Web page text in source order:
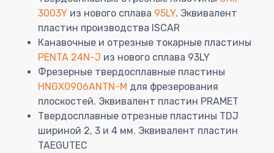
3003Y из нового сплава 95LY. Эквивалент
пластин производства ISCAR
Канавочные и отрезные токарные пластины
PENTA 24N-J из нового сплава 93LY
Фрезерные твердосплавные пластины
HNGX0906ANTN-M для фрезерования
плоскостей. Эквивалент пластин PRAMET
Твердосплавные отрезные пластины TDJ
шириной 2, 3 и 4 мм. Эквивалент пластин
TAEGUTEC